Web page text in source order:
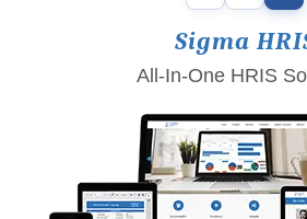
Sigma
All-In-One HRIS